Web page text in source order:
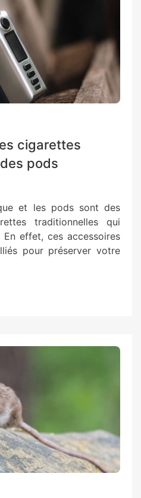
cigarettes
pods
et les pods sont des
traditionnelles qui
effet, ces accessoires
pour préserver votre